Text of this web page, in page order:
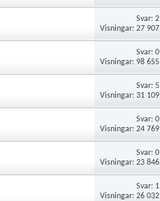
Svar: 2
Visningar: 27 907
Svar: 0
Visningar: 98 655
Svar: 5
Visningar: 31 109
Svar: 0
Visningar: 24 769
Svar: 0
Visningar: 23 846
Svar: 1
Visningar: 26 032